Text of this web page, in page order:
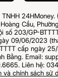
Cầu,
số 203/GP-
09/06/2023
cấp ngày
Bằng. Email:
Liên hệ:
và chính sách sử